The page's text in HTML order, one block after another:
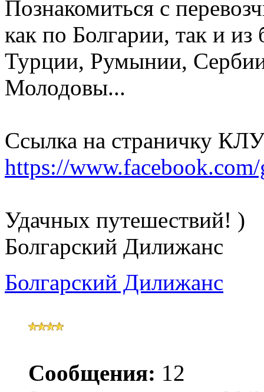
Познакомиться с
как по Болгарии, так и
Турции, Румынии,
Молодовы...
Ссылка на страничку
https://
Удачных путешествий! )
Болгарский Дилижанс
Болгарский Дилижанс
Сообщения: 12